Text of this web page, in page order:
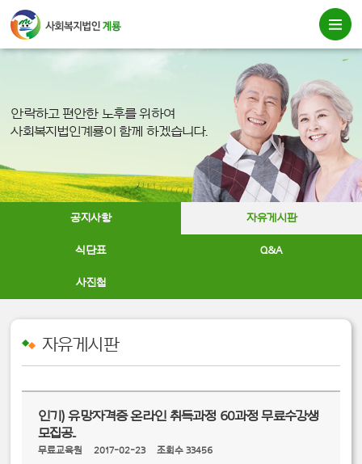
안락하고 편안한 노후를 위하여
사회복지법인계룡이 함께 하겠습니다.
공지사항 자유게시판
식단표 Q&A
사진첩
자유게시판
인기) 유망자격증 온라인 취득과정 60과정 무료수강생
모집공..
무료교육원 2017-02-23 조회수 33456